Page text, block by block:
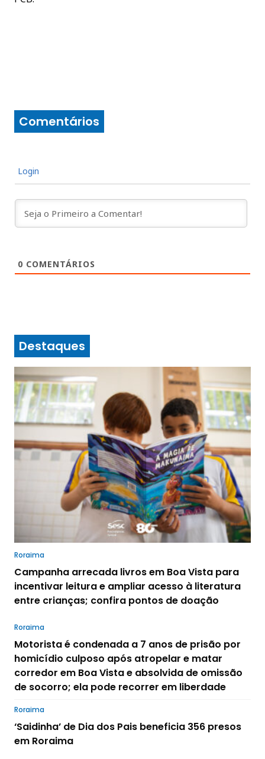
Comentários
Login
0 COMENTÁRIOS
Destaques
Roraima
Campanha arrecada livros em Boa Vista para
incentivar leitura e ampliar acesso à literatura
entre crianças; confira pontos de doação
Roraima
Motorista é condenada a 7 anos de prisão por
homicídio culposo após atropelar e matar
corredor em Boa Vista e absolvida de omissão
de socorro; ela pode recorrer em liberdade
Roraima
‘Saidinha’ de Dia dos Pais beneficia 356 presos
em Roraima